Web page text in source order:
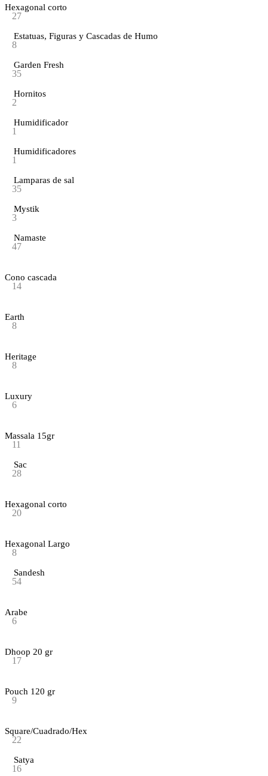
Hexagonal corto
27
Estatuas, Figuras y Cascadas de Humo
8
Garden Fresh
35
Hornitos
2
Humidificador
1
Humidificadores
1
Lamparas de sal
35
Mystik
3
Namaste
47
Cono cascada
14
Earth
8
Heritage
8
Luxury
6
Massala 15gr
11
Sac
28
Hexagonal corto
20
Hexagonal Largo
8
Sandesh
54
Arabe
6
Dhoop 20 gr
17
Pouch 120 gr
9
Square/Cuadrado/Hex
22
Satya
16